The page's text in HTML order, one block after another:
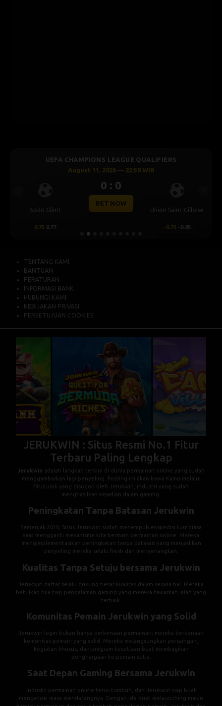
UEFA CHAMPIONS LEAGUE QUALIFIERS
August 11, 2026 — 22:59 WIB
Bodo Glimt
0 : 0
BET NOW
Union Saint-Gilloise
0.75 0.77 -0.75 -0.95
TENTANG KAMI
BANTUAN
PERATURAN
INFORMASI BANK
HUBUNGI KAMI
KEBIJAKAN PRIVASI
PERSETUJUAN COOKIES
JERUKWIN : Situs Resmi No.1 Fitur
Terbaru Paling Lengkap
Jerukwin adalah langkah terkini di dunia permainan online yang sudah
menggambarkan lagi penyeling. Posting ini akan bawa Kamu melalui
fitur unik yang disodori oleh Jerukwin, industri yang sudah
menghasilkan kejadian dalam gaming.
Peningkatan Tanpa Batasan Jerukwin
Semenjak 2010, Situs Jerukwin sudah menempuh ekspedisi luar biasa
saat mengganti mekanisme kita bermain permainan online. Mereka
mengimplementasikan peningkatan tanpa batasan yang menjadikan
penyeling mereka selalu fresh dan menyenangkan.
Kualitas Tanpa Setuju bersama Jerukwin
Jerukwin daftar selalu dukung besar kualitas dalam segala hal. Mereka
betulkan bila tiap pengalaman gaming yang mereka tawarkan ialah yang
terbaik.
Komunitas Pemain Jerukwin yang Solid
Jerukwin login bukan hanya berkenaan permainan; mereka berkenaan
komunitas pemain yang solid. Mereka melangsungkan persaingan,
kegiatan khusus, dan program kesetiaan buat membagikan
penghargaan ke pemain setia.
Saat Depan Gaming Bersama Jerukwin
Industri permainan online terus tumbuh, dan Jerukwin siap buat
mengetuai masa mendatangnya. Dengan ide buat melaunching makin